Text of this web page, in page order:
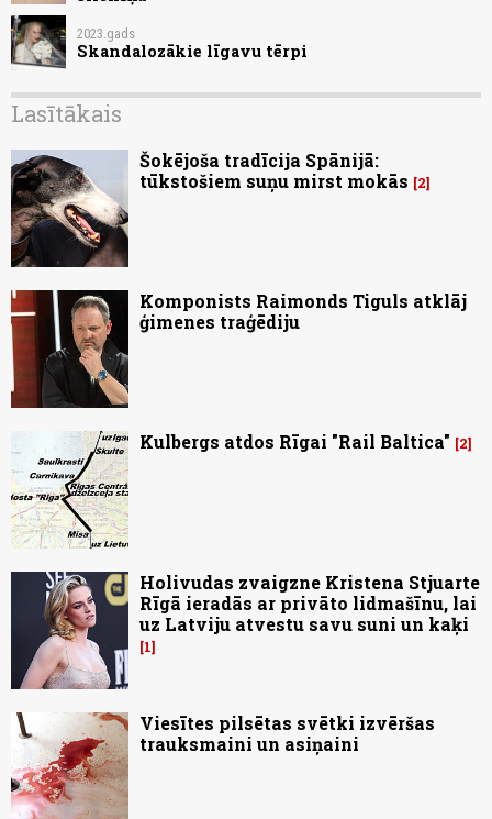
2023.gads
Skandalozākie līgavu tērpi
Lasītākais
Šokējoša tradīcija Spānijā:
tūkstošiem suņu mirst mokās
2
Komponists Raimonds Tiguls atklāj
ģimenes traģēdiju
Kulbergs atdos Rīgai "Rail Baltica" 2
Holivudas zvaigzne Kristena Stjuarte
Rīgā ieradās ar privāto lidmašīnu, lai
uz Latviju atvestu savu suni un kaķi
1
Viesītes pilsētas svētki izvēršas
trauksmaini un asiņaini